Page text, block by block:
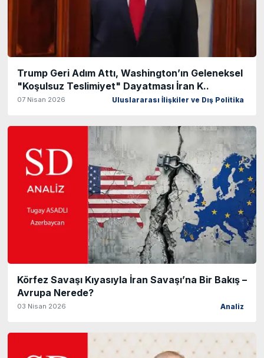
Trump Geri Adım Attı, Washington’ın Geleneksel
"Koşulsuz Teslimiyet" Dayatması İran K..
07 Nisan 2026 Uluslararası İlişkiler ve Dış Politika
Körfez Savaşı Kıyasıyla İran Savaşı’na Bir Bakış –
Avrupa Nerede?
03 Nisan 2026 Analiz